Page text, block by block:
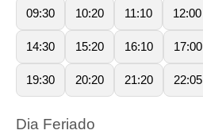
09:30 10:20 11:10 12:00
14:30 15:20 16:10 17:00
19:30 20:20 21:20 22:05
Dia Feriado